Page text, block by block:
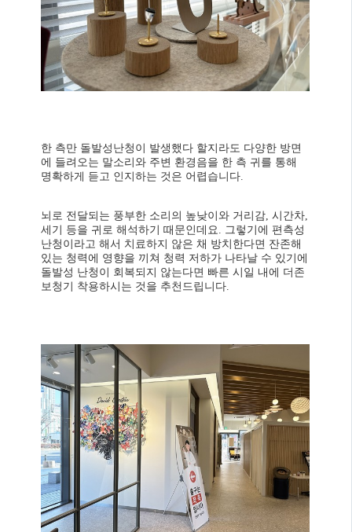
한 측만 돌발성난청이 발생했다 할지라도 다양한 방면
에 들려오는 말소리와 주변 환경음을 한 측 귀를 통해
명확하게 듣고 인지하는 것은 어렵습니다.
뇌로 전달되는 풍부한 소리의 높낮이와 거리감, 시간차,
세기 등을 귀로 해석하기 때문인데요. 그렇기에 편측성
난청이라고 해서 치료하지 않은 채 방치한다면 잔존해
있는 청력에 영향을 끼쳐 청력 저하가 나타날 수 있기에
돌발성 난청이 회복되지 않는다면 빠른 시일 내에 더존
보청기 착용하시는 것을 추천드립니다.